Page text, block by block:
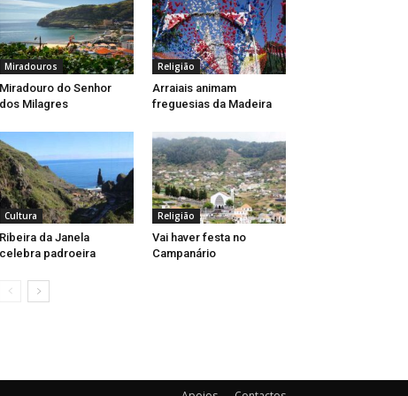
Miradouros
Miradouro do Senhor
dos Milagres
Religião
Arraiais animam
freguesias da Madeira
Cultura
Ribeira da Janela
celebra padroeira
Religião
Vai haver festa no
Campanário